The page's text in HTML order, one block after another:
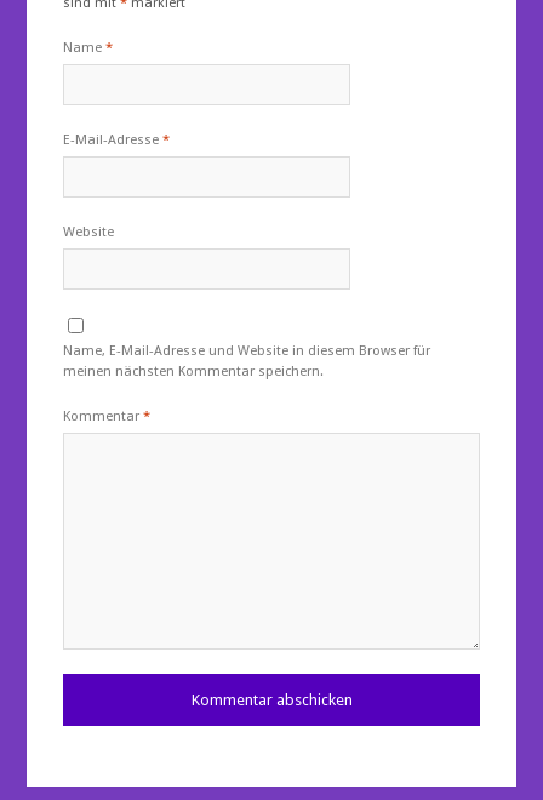
Name*
E-Mail-Adresse*
Website
Name, E-Mail-Adresse und Website in diesem Browser für
meinen nächsten Kommentar speichern.
Kommentar*